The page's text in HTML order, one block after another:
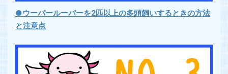
●ウーパールーパーを2匹以上の多頭飼いするときの方法
と注意点